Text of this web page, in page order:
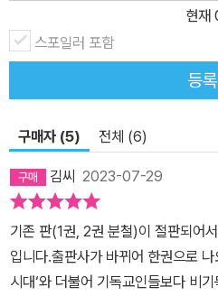
분야의 최고 권위서로 손꼽히고 있
이번 한국어판은 처음부터 끝까지
나 바로잡은 것은 말할 것도 없고,
짐없이 되살리고 원문의 유려한 글
른, 새로 탄생한 《신의 역사》 정본을 읽을
향한 인간 정신의 모험사 이 책은 총 11장으로 구성되어 있으며 시대
순으로 서술되어 있다. 1장에서 5장
8세기까지 메소포타미아, 로마, 레
슬람교의 신이 탄생하던 순간들을
심을 꿰뚫어 가며 ‘아브라함의 종교
현재
스포일러 포함
등록
구매자 (5) 전체 (6)
김씨 2023-07-29
기존 판(1권, 2권 분철)이 절판되어
입니다.출판사가 바뀌어 한권으로
시대‘와 더불어 기독교인들보다 비